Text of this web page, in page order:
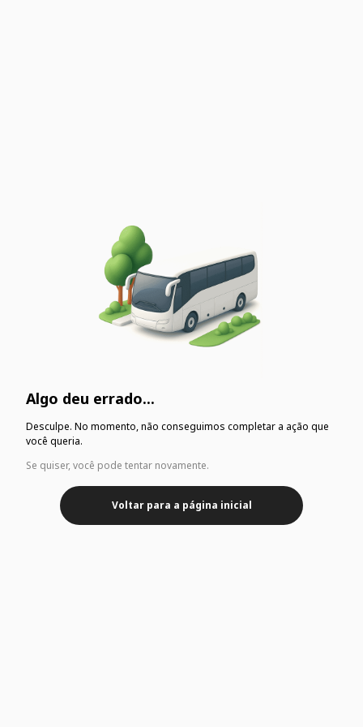
Algo deu errado...
Desculpe. No momento, não conseguimos completar a ação que
você queria.
Se quiser, você pode tentar novamente.
Voltar para a página inicial